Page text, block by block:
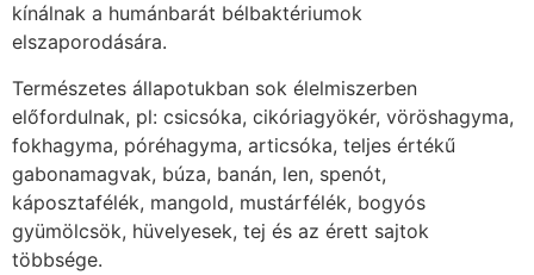
kínálnak a humánbarát bélbaktériumok
elszaporodására.
Természetes állapotukban sok élelmiszerben
előfordulnak, pl: csicsóka, cikóriagyökér, vöröshagyma,
fokhagyma, póréhagyma, articsóka, teljes értékű
gabonamagvak, búza, banán, len, spenót,
káposztafélék, mangold, mustárfélék, bogyós
gyümölcsök, hüvelyesek, tej és az érett sajtok
többsége.